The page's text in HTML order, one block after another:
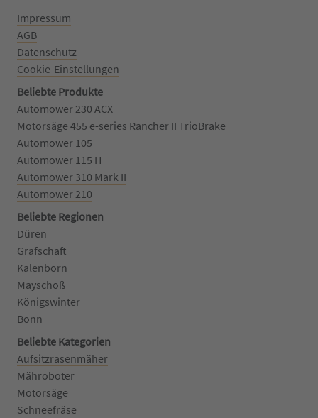
Impressum
AGB
Datenschutz
Cookie-Einstellungen
Beliebte Produkte
Automower 230 ACX
Motorsäge 455 e-series Rancher II TrioBrake
Automower 105
Automower 115 H
Automower 310 Mark II
Automower 210
Beliebte Regionen
Düren
Grafschaft
Kalenborn
Mayschoß
Königswinter
Bonn
Beliebte Kategorien
Aufsitzrasenmäher
Mähroboter
Motorsäge
Schneefräse